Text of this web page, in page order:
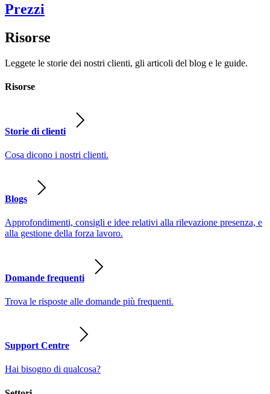
Prezzi
Risorse
Leggete le storie dei nostri clienti, gli articoli del blog e le guide.
Risorse
Storie di clienti
Cosa dicono i nostri clienti.
Blogs
Approfondimenti, consigli e idee relativi alla rilevazione presenza, e
alla gestione della forza lavoro.
Domande frequenti
Trova le risposte alle domande più frequenti.
Support Centre
Hai bisogno di qualcosa?